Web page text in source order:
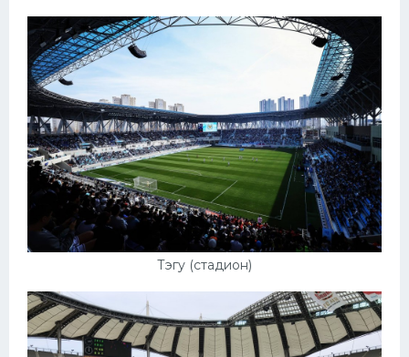
Тэгу (стадион)